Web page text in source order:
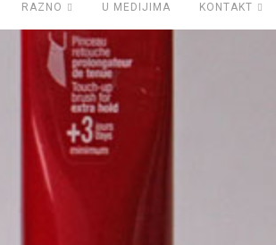
RAZNO U MEDIJIMA KONTAKT